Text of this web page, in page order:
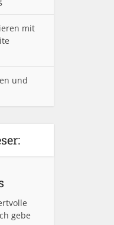
mit
und
gebe